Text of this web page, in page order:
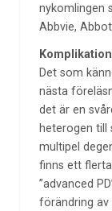
nykomlingen
Abbvie,
Det som
nästa
det är en
heterogen
multipel
finns ett
”advanced
förändring